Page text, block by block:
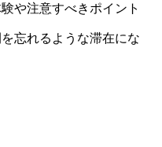
や注意すべきポイント
忘れるような滞在にな